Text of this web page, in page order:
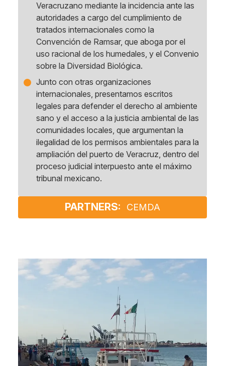
Veracruzano mediante la incidencia ante las
autoridades a cargo del cumplimiento de
tratados internacionales como la
Convención de Ramsar, que aboga por el
uso racional de los humedales, y el Convenio
sobre la Diversidad Biológica.
Junto con otras organizaciones
internacionales, presentamos escritos
legales para defender el derecho al ambiente
sano y el acceso a la justicia ambiental de las
comunidades locales, que argumentan la
ilegalidad de los permisos ambientales para la
ampliación del puerto de Veracruz, dentro del
proceso judicial interpuesto ante el máximo
tribunal mexicano.
PARTNERS: CEMDA